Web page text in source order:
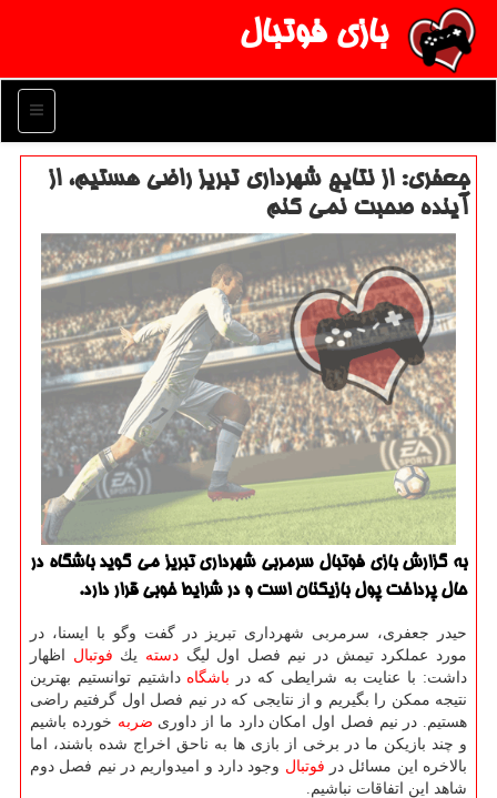
بازی فوتبال
منو
جعفری: از نتایج شهرداری تبریز راضی هستیم، از
آینده صحبت نمی كنم
به گزارش بازی فوتبال سرمربی شهرداری تبریز می گوید باشگاه در
حال پرداخت پول بازیكنان است و در شرایط خوبی قرار دارد.
حیدر جعفری، سرمربی شهرداری تبریز در گفت وگو با ایسنا، در
مورد عملكرد تیمش در نیم فصل اول لیگدسته یك فوتبال اظهار
داشت: با عنایت به شرایطی كه در باشگاه داشتیم توانستیم بهترین
نتیجه ممكن را بگیریم و از نتایجی كه در نیم فصل اول گرفتیم راضی
هستیم. در نیم فصل اول امكان دارد ما از داوری ضربه خورده باشیم
و چند بازیكن ما در برخی از بازی ها به ناحق اخراج شده باشند، اما
بالاخره این مسائل در فوتبال وجود دارد و امیدواریم در نیم فصل دوم
شاهد این اتفاقات نباشیم.